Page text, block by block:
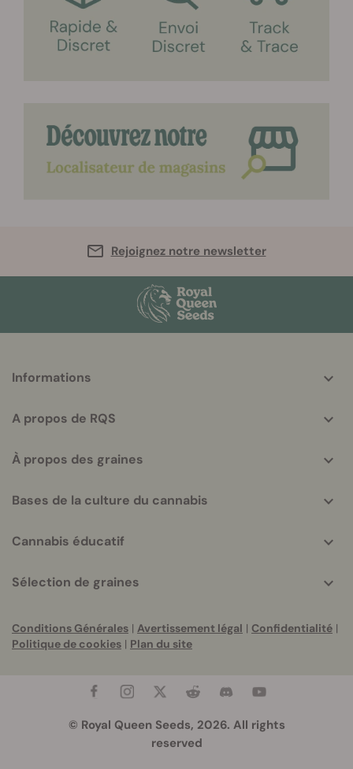
Rejoignez notre newsletter
helpful
Informations
A propos de RQS
À propos des graines
Bases de la culture du cannabis
Cannabis éducatif
Sélection de graines
Conditions Générales | Avertissement légal | Confidentialité |
Politique de cookies | Plan du site
© Royal Queen Seeds, 2026. All rights
reserved